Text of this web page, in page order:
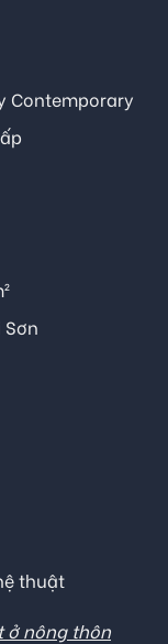
Contemporary
thuật
ở nông thôn